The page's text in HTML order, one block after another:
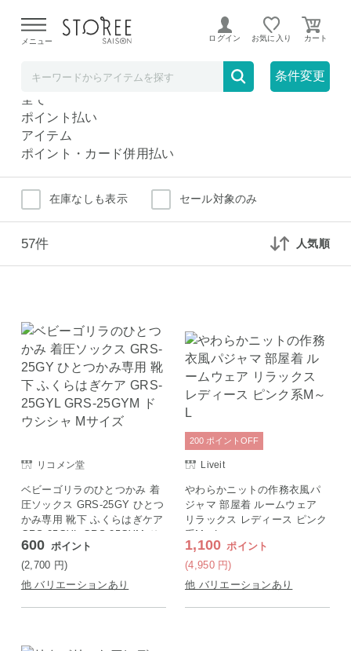
よる配送遅延が発生しております。
メニュー ログイン お気に入り
条件変更
レディースナイトウェア・ルームウェア
レディースナイトウェア・ルームウェア
全て
ポイント払い
アイテム
ポイント・カード併用払い
在庫なしも表示 セール対象のみ
57件 人気順
リコメン堂
ベビーゴリラのひとつかみ 着
圧ソックス GRS-25GY ひとつ
かみ専用 靴下 ふくらはぎケア
GRS-25GYL GRS-25GYM ド
ウシシャ Mサイズ
600 ポイント
(2,700 円)
他 バリエーションあり
Liveit
やわらかニットの作務衣風パ
ジャマ 部屋着 ルームウェア
リラックス レディース ピンク
系M～L
1,100 ポイント
(4,950 円)
200 ポイント OFF
他 バリエーションあり